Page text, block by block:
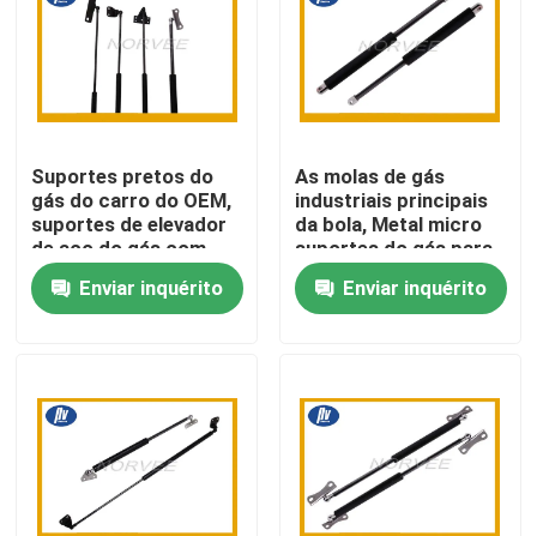
Excursão da fábrica
Contacte-nos
Peça umas citações
Mola espiral lisa
Mola espiral da torsão
Suportes pretos do
gás do carro do OEM,
suportes de elevador
de aço do gás com
encaixe de
extremidade do olho
do metal
Enviar inquérito
As molas de gás
industriais principais
da bola, Metal micro
suportes do gás para
o automóvel
Enviar inquérito